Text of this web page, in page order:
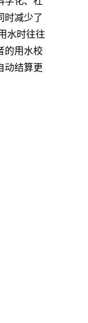
时减少了
水时往往
的用水校
动结算更